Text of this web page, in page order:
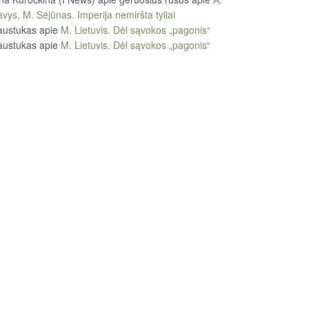
M. Sėjūnas. Imperija nemiršta tyliai
apie M. Lietuvis. Dėl sąvokos „pagonis“
apie M. Lietuvis. Dėl sąvokos „pagonis“